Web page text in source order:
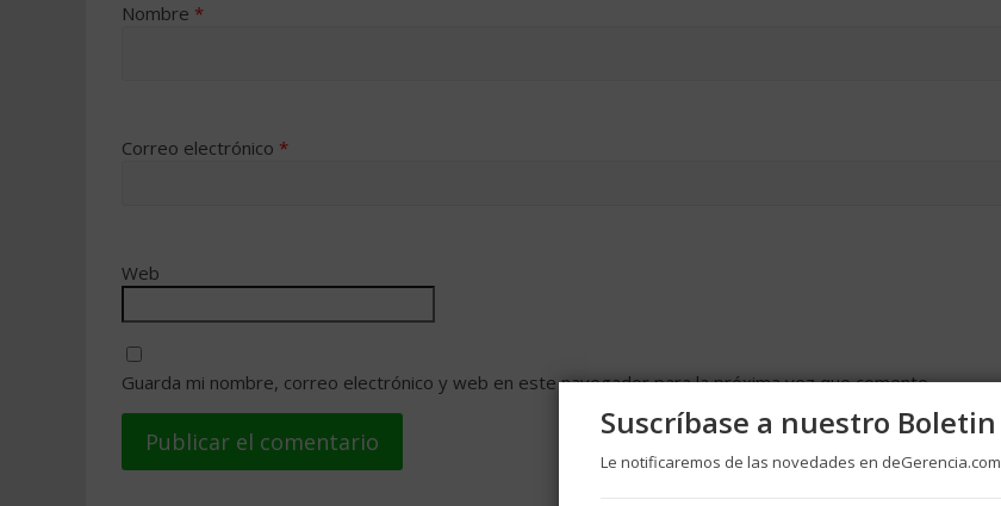
Nombre *
Correo electrónico *
Web
Guarda mi nombre, correo electrónico y web en este navegador para la próxima vez que comente.
Suscríbase a nuestro Boletin
Le notificaremos de las novedades en deGerencia.com